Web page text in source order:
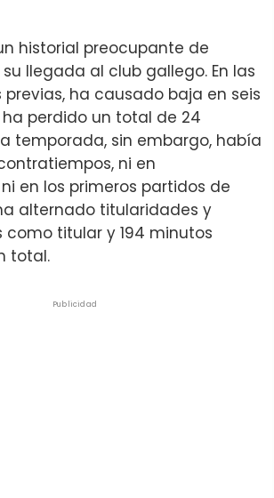
historial preocupante de
llegada al club gallego. En las
ha causado baja en seis
perdido un total de 24
temporada, sin embargo, había
ni en
en los primeros partidos de
alternado titularidades y
como titular y 194 minutos
total.
Publicidad